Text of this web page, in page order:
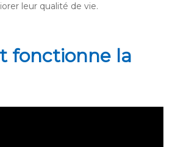
leur qualité de vie.
fonctionne la